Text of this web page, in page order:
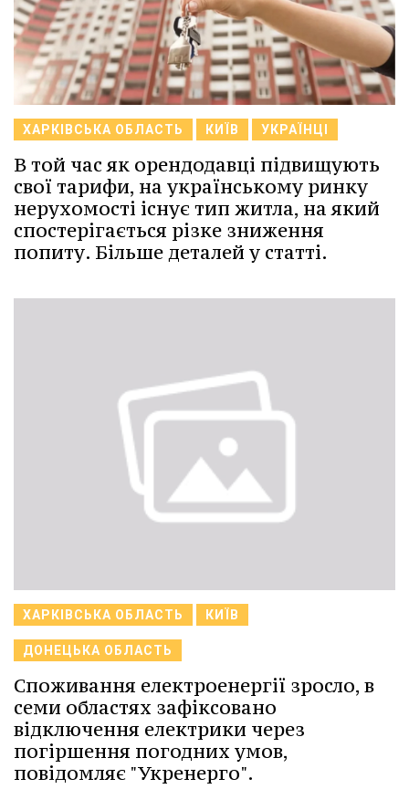
ХАРКІВСЬКА ОБЛАСТЬ КИЇВ УКРАЇНЦІ
В той час як орендодавці підвищують
свої тарифи, на українському ринку
нерухомості існує тип житла, на який
спостерігається різке зниження
попиту. Більше деталей у статті.
ХАРКІВСЬКА ОБЛАСТЬ КИЇВ
ДОНЕЦЬКА ОБЛАСТЬ
Споживання електроенергії зросло, в
семи областях зафіксовано
відключення електрики через
погіршення погодних умов,
повідомляє "Укренерго".